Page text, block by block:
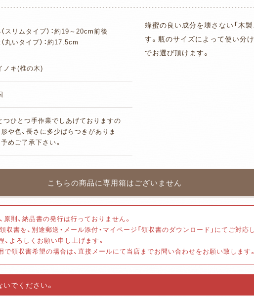
（スリムタイプ）：約19～20cm前後
（丸いタイプ）：約17.5cm
ノキ(椎の木)
つひとつ手作業でしあげておりますの
形や色、長さに多少ばらつきがありま
予めご了承下さい。
蜂蜜の良い成分を壊さない「木製
す。瓶のサイズによって使い分
でお選び頂けます。
原則、納品書の発行は行っておりません。
収書を、別途郵送・メール添付・マイページ「領収書のダウンロード」にてご対応
、よろしくお願い申し上げます。
領収書希望の場合は、直接メールにて当店までお問い合わせをお願い致します。
でください。